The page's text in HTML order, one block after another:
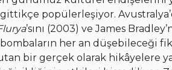
popülerleşiyor.
’sını (2003) ve James
her an düşebileceği
bir gerçek olarak hikâyelere